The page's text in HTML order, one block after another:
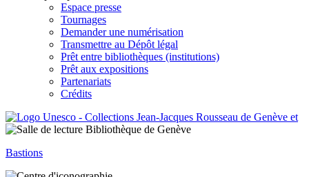
Espace presse
Tournages
Demander une numérisation
Transmettre au Dépôt légal
Prêt entre bibliothèques (institutions)
Prêt aux expositions
Partenariats
Crédits
Bastions